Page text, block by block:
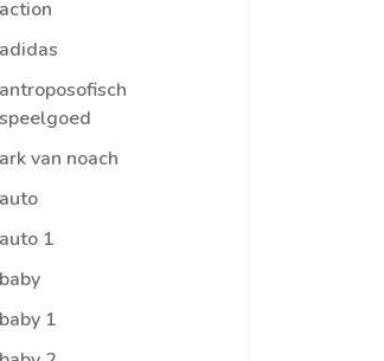
action
adidas
antroposofisch
speelgoed
ark van noach
auto
auto 1
baby
baby 1